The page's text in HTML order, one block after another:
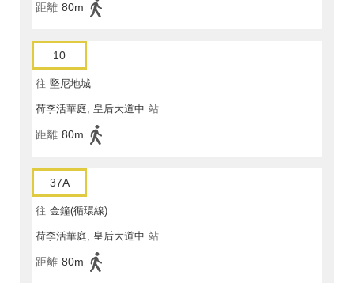
距離 80m
10
往 堅尼地城
荷李活華庭, 皇后大道中 站
距離 80m
37A
往 金鐘(循環線)
荷李活華庭, 皇后大道中 站
距離 80m